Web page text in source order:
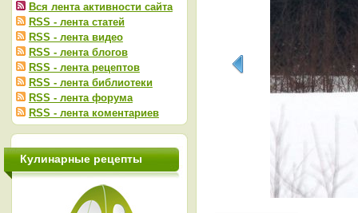
Вся лента активности сайта
RSS - лента статей
RSS - лента видео
RSS - лента блогов
RSS - лента рецептов
RSS - лента библиотеки
RSS - лента форума
RSS - лента коментариев
Кулинарные рецепты